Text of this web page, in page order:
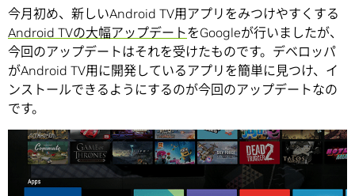
今月初め、新しいAndroid TV用アプリをみつけやすくする
Android TVの大幅アップデートをGoogleが行いましたが、
今回のアップデートはそれを受けたものです。デベロッパ
がAndroid TV用に開発しているアプリを簡単に見つけ、イ
ンストールできるようにするのが今回のアップデートなの
です。